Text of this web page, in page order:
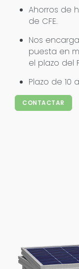
Ahorros de
de CFE.
Nos
puesta en
el plazo del
Plazo de 10
CONTACTAR